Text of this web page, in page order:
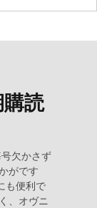
読
欠かさず
がです
も便利で
、オヴニ